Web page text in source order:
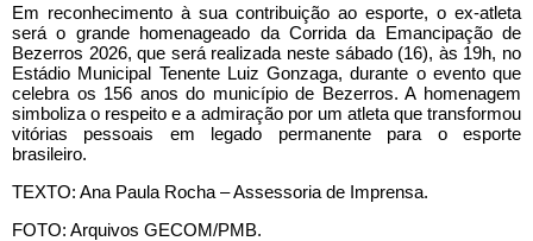
Em reconhecimento à sua contribuição ao esporte, o ex-atleta
será o grande homenageado da Corrida da Emancipação de
Bezerros 2026, que será realizada neste sábado (16), às 19h, no
Estádio Municipal Tenente Luiz Gonzaga, durante o evento que
celebra os 156 anos do município de Bezerros. A homenagem
simboliza o respeito e a admiração por um atleta que transformou
vitórias pessoais em legado permanente para o esporte
brasileiro.
TEXTO: Ana Paula Rocha – Assessoria de Imprensa.
FOTO: Arquivos GECOM/PMB.